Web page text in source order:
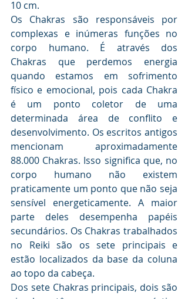
10 cm.
Os Chakras são responsáveis por
complexas e inúmeras funções no
corpo humano. É através dos
Chakras que perdemos energia
quando estamos em sofrimento
físico e emocional, pois cada Chakra
é um ponto coletor de uma
determinada área de conflito e
desenvolvimento. Os escritos antigos
mencionam aproximadamente
88.000 Chakras. Isso significa que, no
corpo humano não existem
praticamente um ponto que não seja
sensível energeticamente. A maior
parte deles desempenha papéis
secundários. Os Chakras trabalhados
no Reiki são os sete principais e
estão localizados da base da coluna
ao topo da cabeça.
Dos sete Chakras principais, dois são